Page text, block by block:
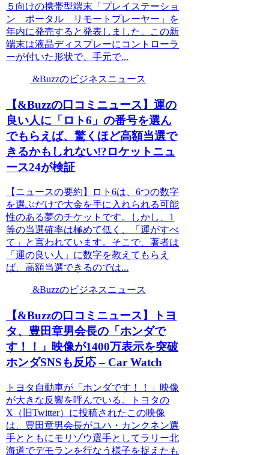
５向けの携帯型端末「プレイステーショ
ン ポータル リモートプレーヤー」を
年内に発売すると発表しました。この新
端末は液晶ディスプレーにコントローラ
ーが付いた形状で、手元で...
&Buzzのビジネスニュース
【&Buzzの口コミニュース】運の
良い人に「ロト6」の番号を選ん
でもらえば、驚くほど高額当選で
きるかもしれない!?ロケットニュ
ース24が検証
【ニュースの要約】ロト6は、6つの数字
を選ぶだけで大金を手に入れられる可能
性のある夢のチケットです。しかし、1
等の当選確率は極めて低く、「運がすべ
て」と言われています。そこで、著者は
「運の良い人」に数字を教えてもらえ
ば、高額当選できるのでは...
&Buzzのビジネスニュース
【&Buzzの口コミニュース】トヨ
タ、豊田章男会長の「ホンダで
す！！」映像が1400万表示を突破
ホンダSNSも反応 – Car Watch
トヨタ自動車が「ホンダです！！」映像
が大きな反響を呼んでいる。トヨタの
X（旧Twitter）に投稿されたこの映像
は、豊田章男会長がユハ・カンクネン選
手とともにモリゾウ選手としてラリー北
海道でデモランを行なう様子を捉えたも